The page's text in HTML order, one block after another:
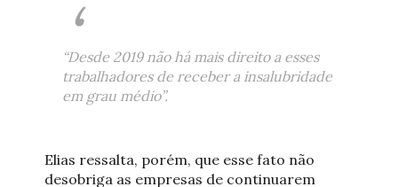
“Desde 2019 não há mais direito a esses
trabalhadores de receber a insalubridade
em grau médio”.
Elias ressalta, porém, que esse fato não
desobriga as empresas de continuarem